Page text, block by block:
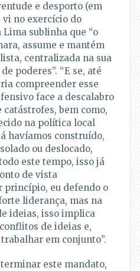
e desporto (em
vi no exercício do
sublinha que “o
assume e mantém
centralizada na sua
poderes”. “E se, até
compreender esse
face a descalabro
bem como,
na política local
havíamos construído,
ou deslocado,
este tempo, isso já
de vista
princípio, eu defendo o
liderança, mas na
ideias, isso implica
de ideias e,
em conjunto”.
este mandato,